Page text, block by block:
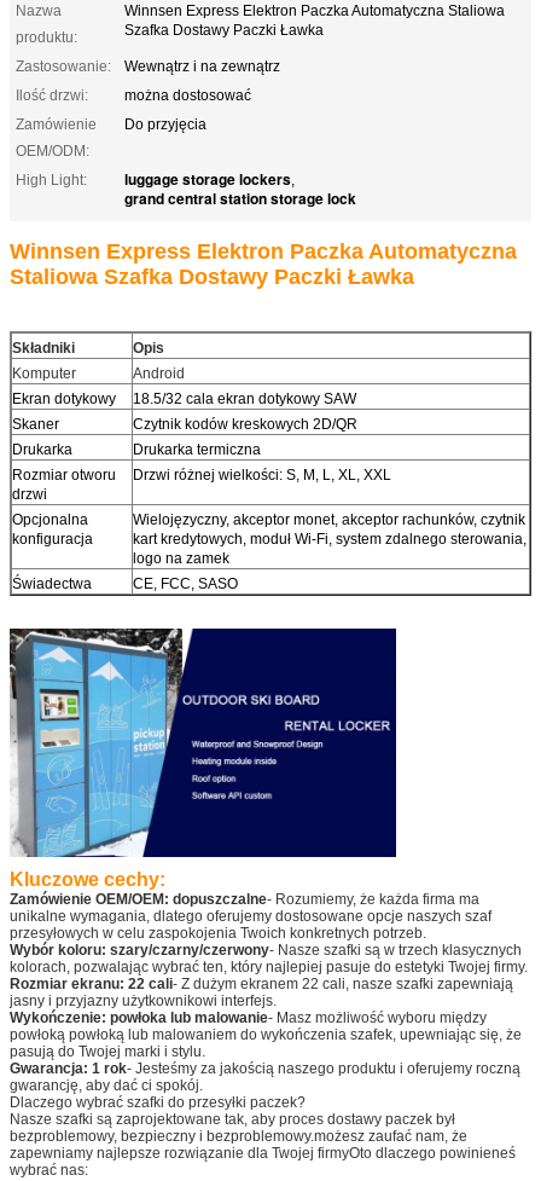
Zostaw wiadomość
Oddzwonimy wkrótce!
Nazwa
produktu:
Winnsen Express Elektron Paczka Automatyczna Staliowa
Szafka Dostawy Paczki Ławka
Zastosowanie:
Wewnątrz i na zewnątrz
Ilość drzwi:
można dostosować
Zamówienie
OEM/ODM:
Do przyjęcia
High Light: luggage storage lockers,
grand central station storage lock
Winnsen Express Elektron Paczka Automatyczna
Staliowa Szafka Dostawy Paczki Ławka
Składniki
Opis
Komputer
Android
Ekran dotykowy
18.5/32 cala ekran dotykowy SAW
Skaner
Czytnik kodów kreskowych 2D/QR
Drukarka
Drukarka termiczna
Rozmiar otworu
drzwi
Drzwi różnej wielkości: S, M, L, XL, XXL
Opcjonalna
konfiguracja
Wielojęzyczny, akceptor monet, akceptor rachunków, czytnik
kart kredytowych, moduł Wi-Fi, system zdalnego sterowania,
logo na zamek
Świadectwa
CE, FCC, SASO
Kluczowe cechy:
Zamówienie OEM/OEM: dopuszczalne- Rozumiemy, że każda firma ma
unikalne wymagania, dlatego oferujemy dostosowane opcje naszych szaf
przesyłowych w celu zaspokojenia Twoich konkretnych potrzeb.
Wybór koloru: szary/czarny/czerwony- Nasze szafki są w trzech klasycznych
kolorach, pozwalając wybrać ten, który najlepiej pasuje do estetyki Twojej firmy.
Rozmiar ekranu: 22 cali- Z dużym ekranem 22 cali, nasze szafki zapewniają
jasny i przyjazny użytkownikowi interfejs.
Wykończenie: powłoka lub malowanie- Masz możliwość wyboru między
powłoką powłoką lub malowaniem do wykończenia szafek, upewniając się, że
pasują do Twojej marki i stylu.
Gwarancja: 1 rok- Jesteśmy za jakością naszego produktu i oferujemy roczną
gwarancję, aby dać ci spokój.
Dlaczego wybrać szafki do przesyłki paczek?
Nasze szafki są zaprojektowane tak, aby proces dostawy paczek był
bezproblemowy, bezpieczny i bezproblemowy.możesz zaufać nam, że
zapewniamy najlepsze rozwiązanie dla Twojej firmyOto dlaczego powinieneś
wybrać nas: